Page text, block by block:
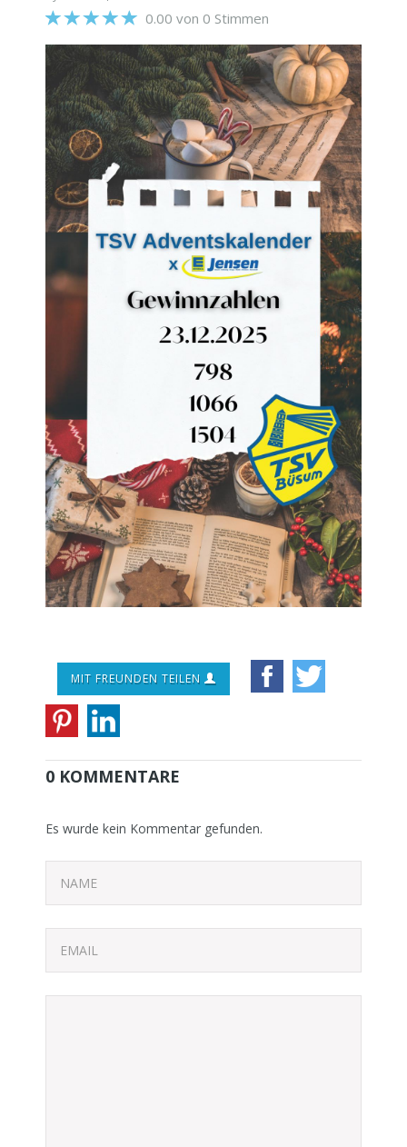
0.00 von 0 Stimmen
MIT FREUNDEN TEILEN
0 KOMMENTARE
Es wurde kein Kommentar gefunden.